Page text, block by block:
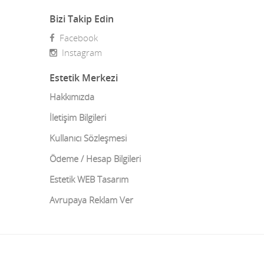
Denizli
Düzce
Edirne
Elazığ
Erzincan
Burun Estetiği Revizyonu
Burun Kemiği Eğriliği
Burun Ucu Kaldırma
Çarpık Bacak Ameliyatı
Çene Estetiği
Çene ve Diş Cerrahisi
Bizi Takip Edin
Facebook
Instagram
Estetik Merkezi
Hakkımızda
İletişim Bilgileri
Kullanıcı Sözleşmesi
Ödeme / Hesap Bilgileri
Estetik WEB Tasarım
Avrupaya Reklam Ver